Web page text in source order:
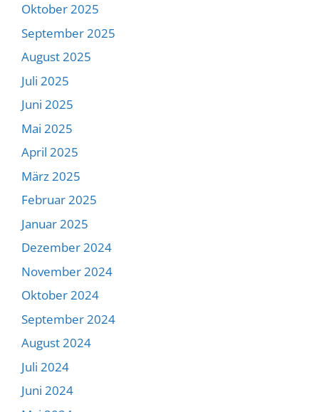
Oktober 2025
September 2025
August 2025
Juli 2025
Juni 2025
Mai 2025
April 2025
März 2025
Februar 2025
Januar 2025
Dezember 2024
November 2024
Oktober 2024
September 2024
August 2024
Juli 2024
Juni 2024